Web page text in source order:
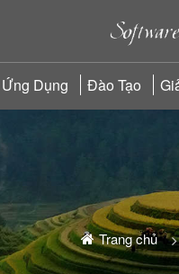
Ứng Dụng Đào Tạo
Trang chủ